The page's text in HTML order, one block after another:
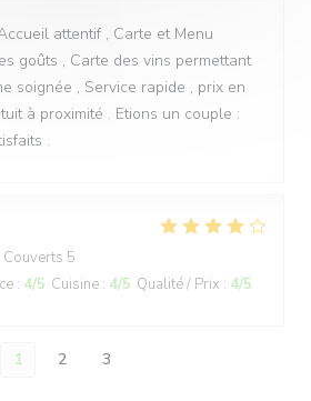
attentif , Carte et Menu
goûts , Carte des vins permettant
soignée , Service rapide , prix en
à proximité . Etions un couple :
.
5
: 4/5 Cuisine : 4/5 Qualité / Prix : 4/5
1 2 3